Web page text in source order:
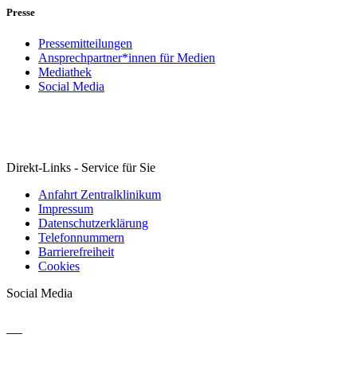
Presse
Pressemitteilungen
Ansprechpartner*innen für Medien
Mediathek
Social Media
Direkt-Links - Service für Sie
Anfahrt Zentralklinikum
Impressum
Datenschutzerklärung
Telefonnummern
Barrierefreiheit
Cookies
Social Media